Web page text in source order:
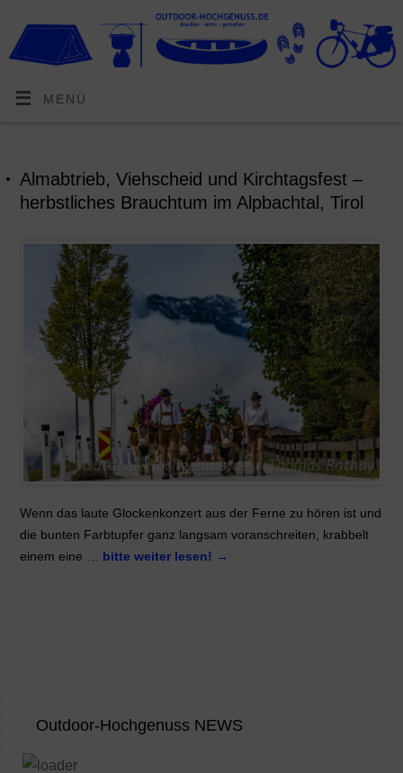
MENÜ
Almabtrieb, Viehscheid und Kirchtagsfest –
herbstliches Brauchtum im Alpbachtal, Tirol
Wenn das laute Glockenkonzert aus der Ferne zu hören ist und
die bunten Farbtupfer ganz langsam voranschreiten, krabbelt
einem eine … bitte weiter lesen! →
Outdoor-Hochgenuss NEWS